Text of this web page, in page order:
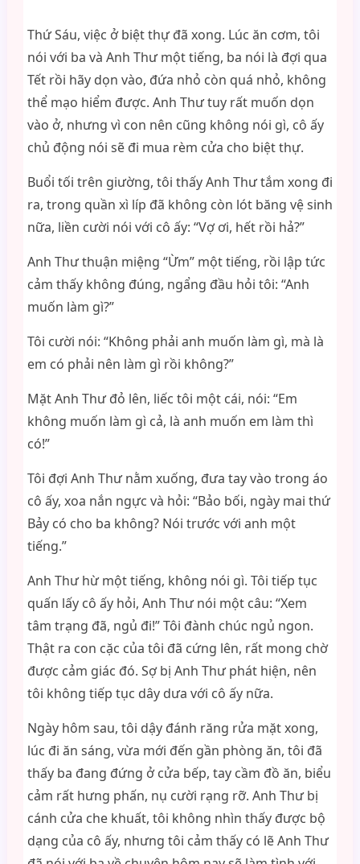
Thứ Sáu, việc ở biệt thự đã xong. Lúc ăn cơm, tôi
nói với ba và Anh Thư một tiếng, ba nói là đợi qua
Tết rồi hãy dọn vào, đứa nhỏ còn quá nhỏ, không
thể mạo hiểm được. Anh Thư tuy rất muốn dọn
vào ở, nhưng vì con nên cũng không nói gì, cô ấy
chủ động nói sẽ đi mua rèm cửa cho biệt thự.
Buổi tối trên giường, tôi thấy Anh Thư tắm xong đi
ra, trong quần xì líp đã không còn lót băng vệ sinh
nữa, liền cười nói với cô ấy: “Vợ ơi, hết rồi hả?”
Anh Thư thuận miệng “Ừm” một tiếng, rồi lập tức
cảm thấy không đúng, ngẩng đầu hỏi tôi: “Anh
muốn làm gì?”
Tôi cười nói: “Không phải anh muốn làm gì, mà là
em có phải nên làm gì rồi không?”
Mặt Anh Thư đỏ lên, liếc tôi một cái, nói: “Em
không muốn làm gì cả, là anh muốn em làm thì
có!”
Tôi đợi Anh Thư nằm xuống, đưa tay vào trong áo
cô ấy, xoa nắn ngực và hỏi: “Bảo bối, ngày mai thứ
Bảy có cho ba không? Nói trước với anh một
tiếng.”
Anh Thư hừ một tiếng, không nói gì. Tôi tiếp tục
quấn lấy cô ấy hỏi, Anh Thư nói một câu: “Xem
tâm trạng đã, ngủ đi!” Tôi đành chúc ngủ ngon.
Thật ra con cặc của tôi đã cứng lên, rất mong chờ
được cảm giác đó. Sợ bị Anh Thư phát hiện, nên
tôi không tiếp tục dây dưa với cô ấy nữa.
Ngày hôm sau, tôi dậy đánh răng rửa mặt xong,
lúc đi ăn sáng, vừa mới đến gần phòng ăn, tôi đã
thấy ba đang đứng ở cửa bếp, tay cầm đồ ăn, biểu
cảm rất hưng phấn, nụ cười rạng rỡ. Anh Thư bị
cánh cửa che khuất, tôi không nhìn thấy được bộ
dạng của cô ấy, nhưng tôi cảm thấy có lẽ Anh Thư